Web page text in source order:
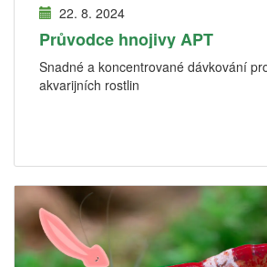
22. 8. 2024
Průvodce hnojivy APT
Snadné a koncentrované dávkování
akvarijních rostlin